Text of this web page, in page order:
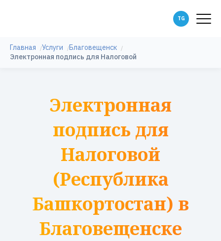
Главная Услуги
Благовещенск
Электронная подпись для Налоговой
Электронная
подпись для
Налоговой
(Республика
Башкортостан) в
Благовещенске